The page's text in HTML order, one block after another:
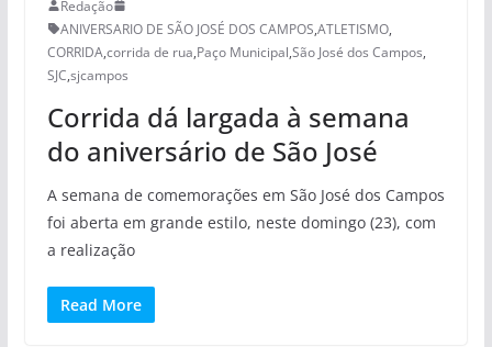
Redação
ANIVERSARIO DE SÃO JOSÉ DOS CAMPOS,ATLETISMO,
CORRIDA,corrida de rua,Paço Municipal,São José dos Campos,
SJC,sjcampos
Corrida dá largada à semana
do aniversário de São José
A semana de comemorações em São José dos Campos
foi aberta em grande estilo, neste domingo (23), com
a realização
Read More